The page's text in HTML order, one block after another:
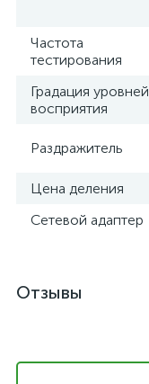
Частота
тестирования
Градация уровней
восприятия
Раздражитель
Цена деления
Сетевой адаптер
Отзывы